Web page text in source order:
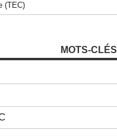
(TEC)
MOTS-CLÉS